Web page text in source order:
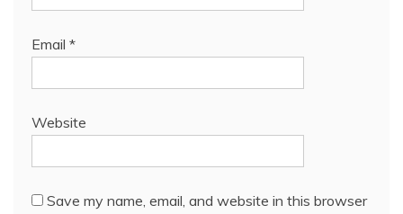
Email *
Website
Save my name, email, and website in this browser